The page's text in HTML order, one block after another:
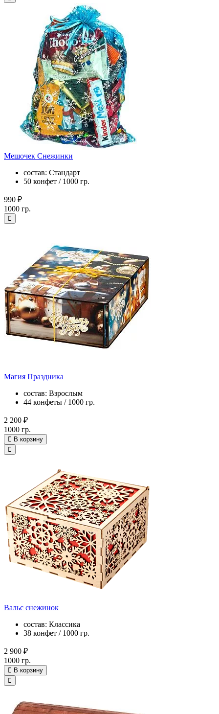
Мешочек Снежинки
состав: Стандарт
50 конфет / 1000 гр.
990 ₽
1000 гр.
Магия Праздника
состав: Взрослым
44 конфеты / 1000 гр.
2 200 ₽
1000 гр.
В корзину
Вальс снежинок
состав: Классика
38 конфет / 1000 гр.
2 900 ₽
1000 гр.
В корзину